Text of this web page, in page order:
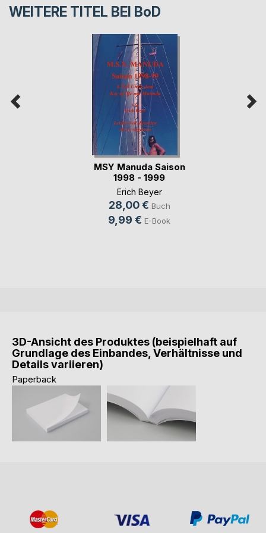
WEITERE TITEL BEI BoD
MSY Manuda Saison
1998 - 1999
Erich Beyer
28,00 € Buch
9,99 € E-Book
3D-Ansicht des Produktes (beispielhaft auf
Grundlage des Einbandes, Verhältnisse und
Details variieren)
Paperback